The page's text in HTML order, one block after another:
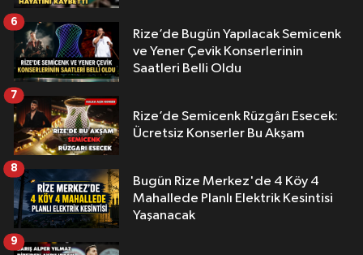
Rize’de Bugün Yapılacak Semicenk
ve Yener Çevik Konserlerinin
Saatleri Belli Oldu
6
Rize’de Semicenk Rüzgârı Esecek:
Ücretsiz Konserler Bu Akşam
7
Bugün Rize Merkez'de 4 Köy 4
Mahallede Planlı Elektrik Kesintisi
Yaşanacak
8
9